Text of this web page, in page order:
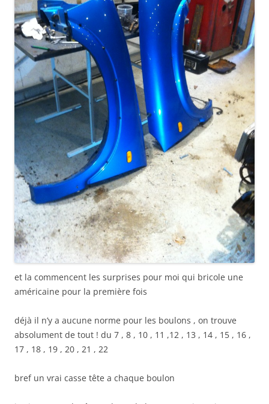
et la commencent les surprises pour moi qui bricole une
américaine pour la première fois
déjà il n’y a aucune norme pour les boulons , on trouve
absolument de tout ! du 7 , 8 , 10 , 11 ,12 , 13 , 14 , 15 , 16 ,
17 , 18 , 19 , 20 , 21 , 22
bref un vrai casse tête a chaque boulon